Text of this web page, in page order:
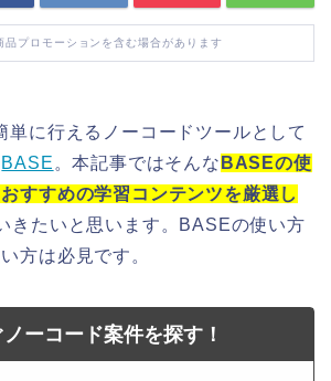
品プロモーションを含む場合があります
単に行えるノーコードツールとして
BASE 。本記事ではそんな BASEの使
すすめの学習コンテンツを厳選し
きたいと思います。BASEの使い方
方は必見です。
ーコード案件を探す！